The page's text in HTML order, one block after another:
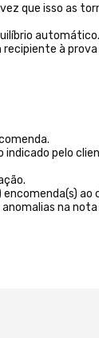
que isso as
automático.
à
pelo
na